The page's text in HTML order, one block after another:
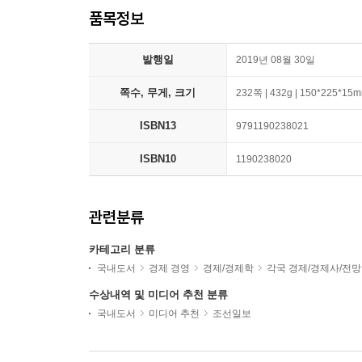
품목정보
발행일 2019년 08월 30일
쪽수, 무게, 크기 232쪽 | 432g |
ISBN13 9791190238021
ISBN10 1190238020
관련분류
카테고리 분류
국내도서 경제 경영 경제/경제학 각국 경제/경제사/전망
수상내역 및 미디어 추천 분류
국내도서 미디어 추천 조선일보